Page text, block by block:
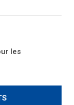
les